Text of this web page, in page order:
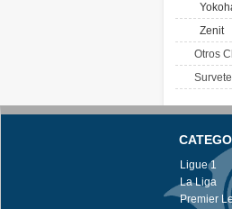
Zenit
Otros
Ligue 1
La Liga
Premier